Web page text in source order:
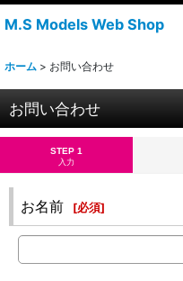
M.S Models Web Shop
ホーム > お問い合わせ
お問い合わせ
STEP 1
入力
お名前 [必須]